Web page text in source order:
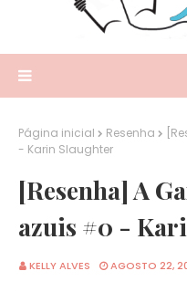
Página inicial Resenha
- Karin Slaughter
[Resenha] A
azuis #0 -
KELLY ALVES AGOSTO 22,